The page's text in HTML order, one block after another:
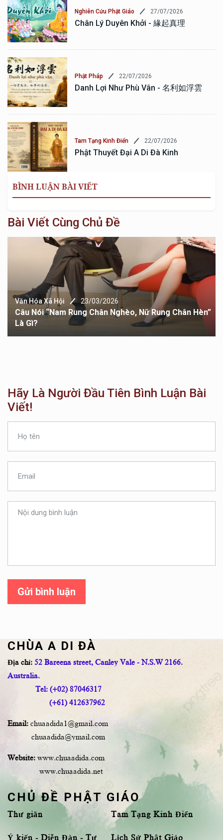
Nghiên Cứu Phật Giáo 27/07/2026
Chân Lý Duyên Khởi - 緣起真理
Phật Pháp 22/07/2026
Danh Lợi Như Phù Vân - 名利如浮雲
Tam Tạng Kinh Điển 22/07/2026
Phật Thuyết Đại A Di Đà Kinh
BÌNH LUẬN BÀI VIẾT
Bài Viết Cùng Chủ Đề
Văn Hóa Xã Hội 23/03/2026
Câu Nói “Nam Rung Chân Nghèo, Nữ Rung Chân Hèn”
Là Gì?
Hãy Là Người Đầu Tiên Bình Luận Bài
Viết!
Gửi bình luận
CHÙA A DI ĐÀ
Địa chỉ: 52 Bareena street, Canley Vale - N.S.W 2166.
Australia.
Tel: (+02) 87046317
(+61) 412637962
Email: chuaadida1@gmail.com
chuaadida@ymail.com
Website: www.chuaadida.com
www.chuaadida.net
CHỦ ĐỀ PHẬT GIÁO
Thư giãn
Ý kiến - Diễn Đàn - Tư
Tam Tạng Kinh Điển
Lịch Sử Phật Giáo